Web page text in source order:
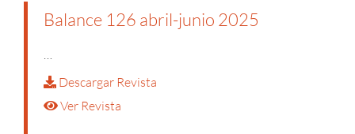
Balance 126 abril-junio 2025
Descargar Revista
Ver Revista